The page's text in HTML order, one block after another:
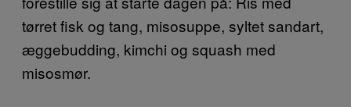
tørret fisk og tang, misosuppe, syltet sandart,
æggebudding, kimchi og squash med
misosmør.